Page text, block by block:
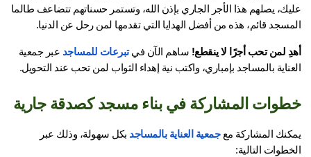
عليك، يصلهم هذا الأجر الجاري بإذن الله، وتستمر حسناتهم تتضاعف طالما
قائم، هذه من أفضل الهدايا التي تقدمها لمن رحل عن الدنيا.
لمن تحب أجرًا لا ينقطع! ساهم الآن في تبرعات للمساجد
عبر جمعية
بالمساجد بإمباري، واكتب نية إهداء الثواب لمن تحب عند التحويل.
المشاركة في بناء مسجد كصدقة جارية
المشاركة مع جمعية العناية بالمساجد
بكل سهولة، وذلك عبر
التالية: